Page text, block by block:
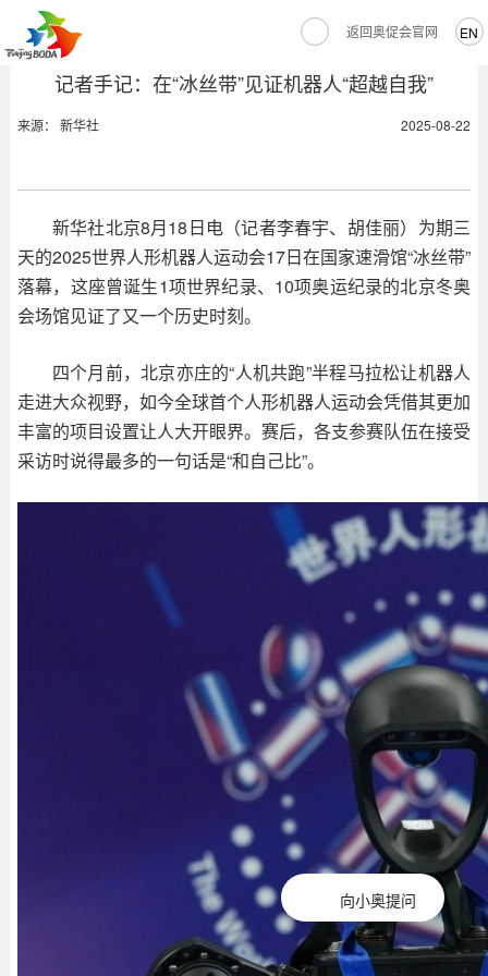
EN
返回奥促会官网
记者手记：在“冰丝带”见证机器人“超越自我”
来源： 新华社 2025-08-22
新华社北京8月18日电（记者李春宇、胡佳丽）为期三
天的2025世界人形机器人运动会17日在国家速滑馆“冰丝带”
落幕，这座曾诞生1项世界纪录、10项奥运纪录的北京冬奥
会场馆见证了又一个历史时刻。
四个月前，北京亦庄的“人机共跑”半程马拉松让机器人
走进大众视野，如今全球首个人形机器人运动会凭借其更加
丰富的项目设置让人大开眼界。赛后，各支参赛队伍在接受
采访时说得最多的一句话是“和自己比”。
向小奥提问